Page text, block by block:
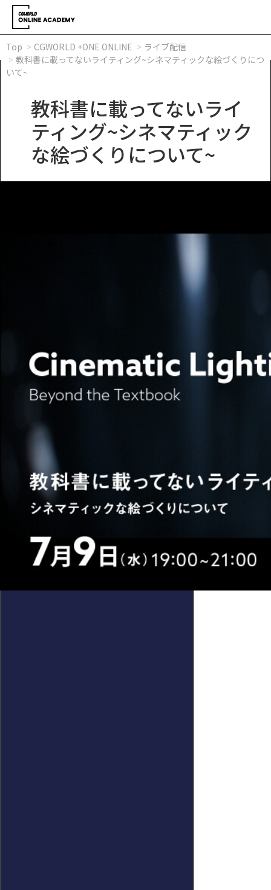
Top CGWORLD +ONE ONLINE
ライブ配信
教科書に載ってないライティング~シネマティックな絵づくりにつ
いて~
教科書に載ってないライ
ティング~シネマティック
な絵づくりについて~